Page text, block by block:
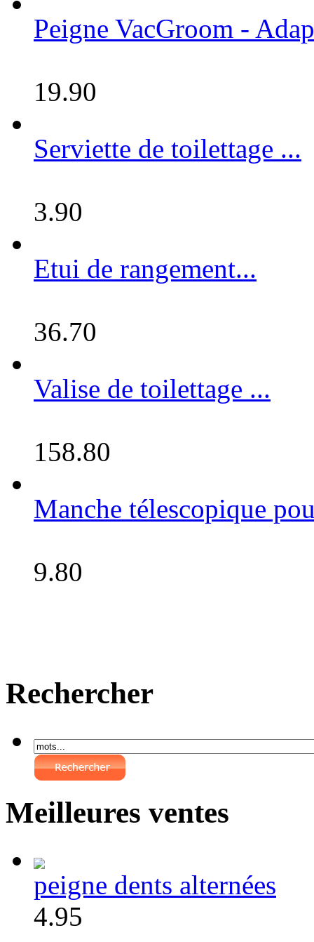
Peigne VacGroom -
19.90
Serviette de toilettage ...
3.90
Etui de rangement...
36.70
Valise de toilettage ...
158.80
Manche télescopique
9.80
Rechercher
Meilleures ventes
peigne dents alternées
4.95